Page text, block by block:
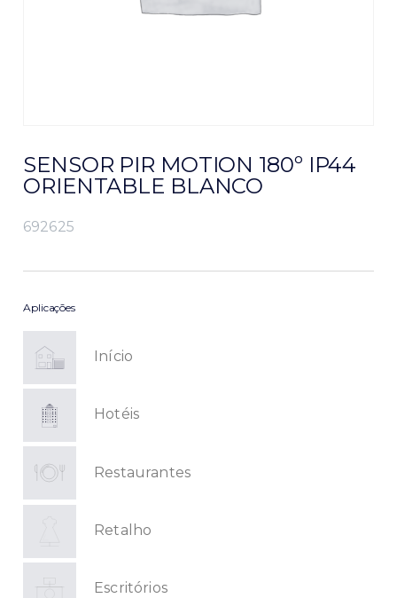
SENSOR PIR MOTION 180º IP44
ORIENTABLE BLANCO
692625
Aplicações
Início
Hotéis
Restaurantes
Retalho
Escritórios